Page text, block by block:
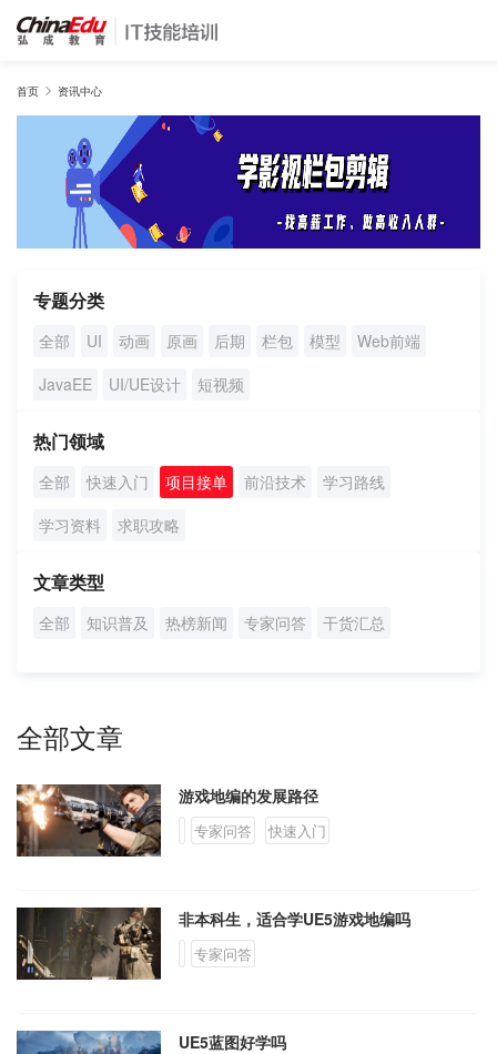
首页
IT培训班
在线网课
教学服务
项目库
人才培养
教育创新产品
首页 资讯中心
专题分类
全部 UI 动画 原画 后期 栏包 模型
Web前端
JavaEE
UI/UE设计 短视频
热门领域
全部 快速入门 项目接单 前沿技术
学习路线
学习资料
求职攻略
文章类型
全部 知识普及 热榜新闻 专家问答 干货汇总
全部文章
游戏地编的发展路径
专家问答 快速入门
非本科生，适合学UE5游戏地编吗
专家问答
UE5蓝图好学吗